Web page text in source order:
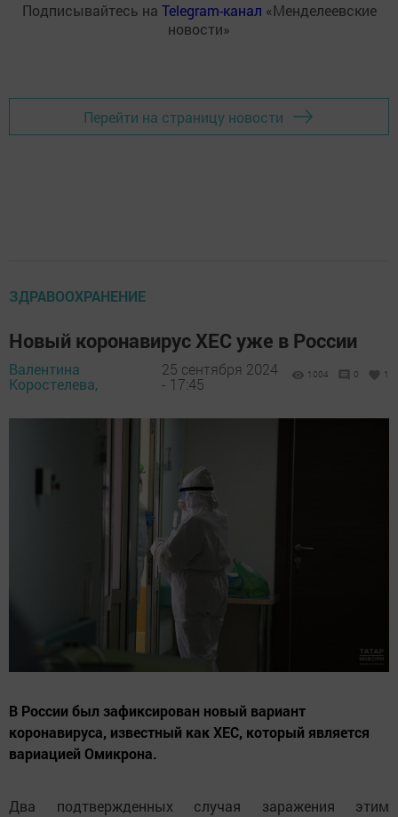
Подписывайтесь на Telegram-канал «Менделеевские
новости»
Перейти на страницу новости
ЗДРАВООХРАНЕНИЕ
Новый коронавирус ХЕС уже в России
Валентина
Коростелева,
25 сентября 2024
- 17:45
1004 0 1
В России был зафиксирован новый вариант
коронавируса, известный как ХЕС, который является
вариацией Омикрона.
Два подтвержденных случая заражения этим